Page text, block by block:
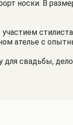
носки. В
ателье с
свадьбы,